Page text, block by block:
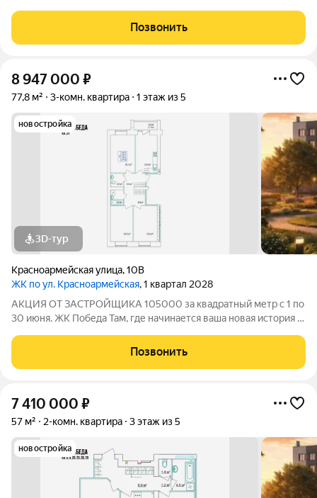
современный 5-этажный кирпичный дом на 49 квартир,
созданный в формате уютного
Позвонить
8 947 000 ₽
77,8 м² 3-комн. квартира 1 этаж из 5
новостройка
3D-тур
Красноармейская улица,10В
ЖК по ул. Красноармейская, 1 квартал 2028
АКЦИЯ ОТ ЗАСТРОЙЩИКА 105000 за квадратный метр с 1 по
30 июня. ЖК Победа Там, где начинается ваша новая история 1.
современный 5-этажный кирпичный дом на 49 квартир,
созданный в формате уютного
Позвонить
7 410 000 ₽
57 м² 2-комн. квартира 3 этаж из 5
новостройка